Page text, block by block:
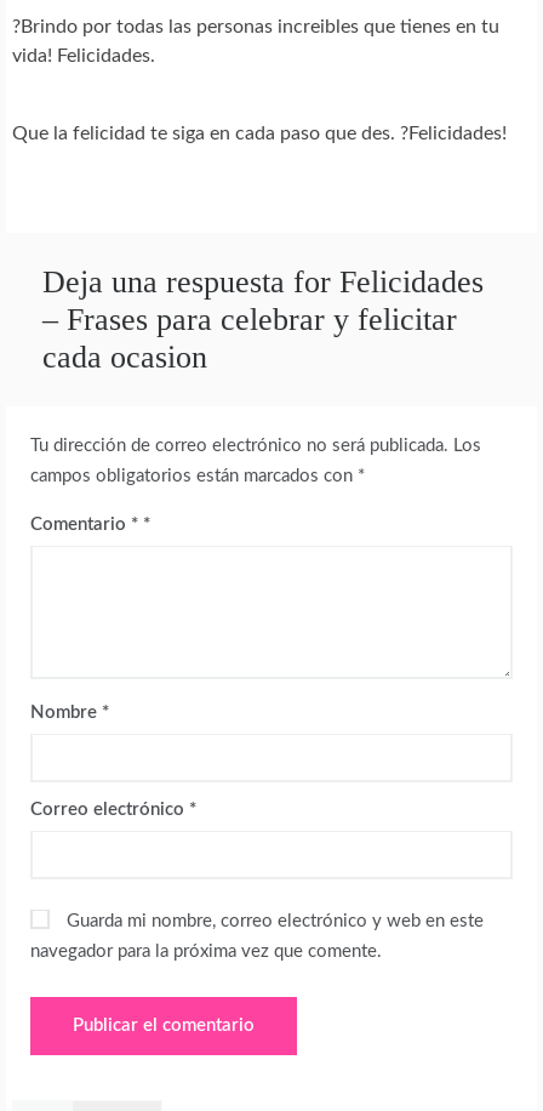
?Brindo por todas las personas increibles que tienes en tu
vida! Felicidades.
Que la felicidad te siga en cada paso que des. ?Felicidades!
Deja una respuesta for Felicidades
– Frases para celebrar y felicitar
cada ocasion
Tu dirección de correo electrónico no será publicada. Los
campos obligatorios están marcados con *
Comentario *
Nombre *
Correo electrónico *
Guarda mi nombre, correo electrónico y web en este
navegador para la próxima vez que comente.